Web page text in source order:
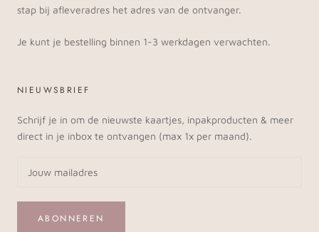
stap bij afleveradres het adres van de ontvanger.
Je kunt je bestelling binnen 1-3 werkdagen verwachten.
NIEUWSBRIEF
Schrijf je in om de nieuwste kaartjes, inpakproducten & meer
direct in je inbox te ontvangen (max 1x per maand).
ABONNEREN